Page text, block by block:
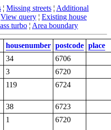
¦ Missing streets ¦ Additional
View query ¦ Existing house
turbo ¦ Area boundary
housenumber postcode place
34
6706
3
6720
119 6724
38
6723
1 6720